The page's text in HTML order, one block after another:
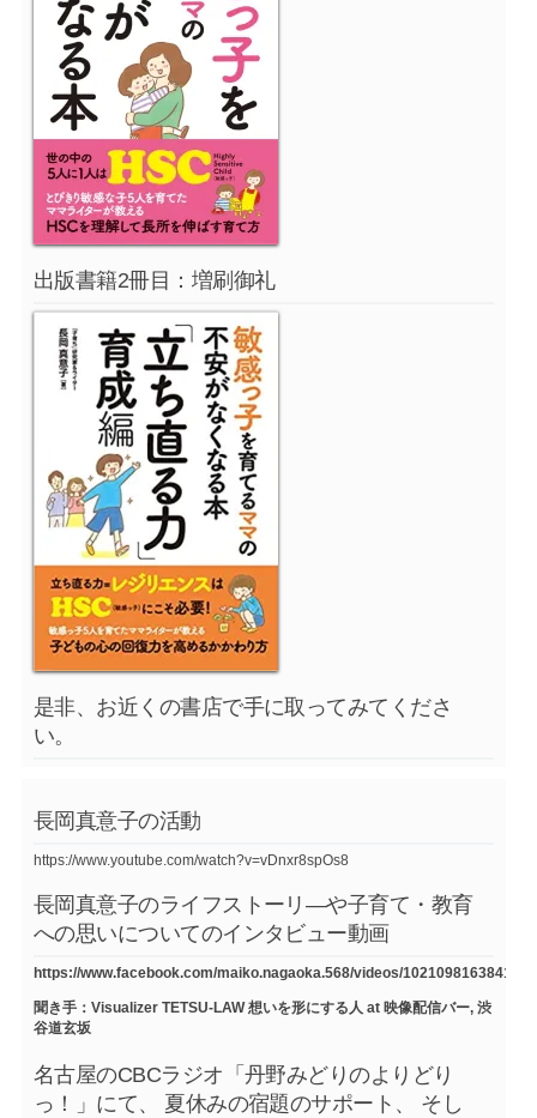
出版書籍2冊目：増刷御礼
是非、お近くの書店で手に取ってみてくださ
い。
長岡真意子の活動
https://www.youtube.com/watch?v=vDnxr8spOs8
長岡真意子のライフストーリ―や子育て・教育
への思いについてのインタビュー動画
https://www.facebook.com/maiko.nagaoka.568/videos/
聞き手：Visualizer TETSU-LAW 想いを形にする人 at 映像配信バー, 渋
谷道玄坂
名古屋のCBCラジオ「丹野みどりのよりどり
っ！」にて、 夏休みの宿題のサポート、 そし